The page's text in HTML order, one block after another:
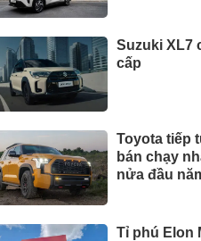
Suzuki XL7
cấp
Toyota tiếp
bán chạy
nửa đầu
Tỉ phú Elon